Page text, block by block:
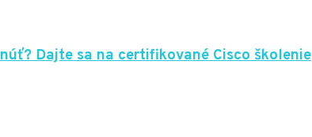
Dajte sa na certifikované Cisco školenie